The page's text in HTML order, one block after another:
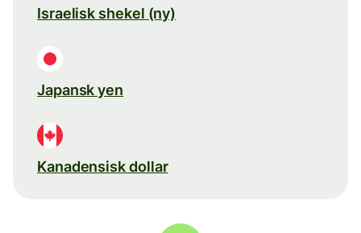
Israelisk shekel (ny)
Japansk yen
Kanadensisk dollar